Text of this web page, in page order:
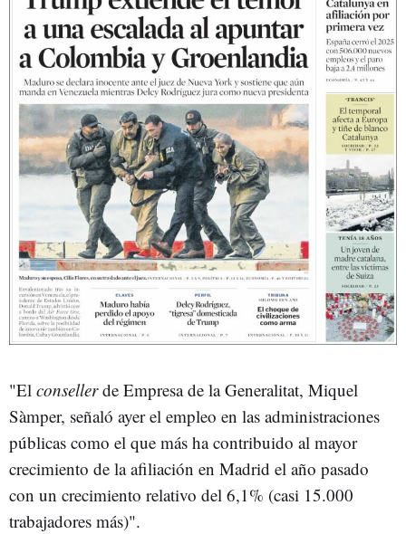
"El consellerde Empresa de la Generalitat, Miquel
Sàmper, señaló ayer el empleo en las administraciones
públicas como el que más ha contribuido al mayor
crecimiento de la afiliación en Madrid el año pasado
con un crecimiento relativo del 6,1% (casi 15.000
trabajadores más)".